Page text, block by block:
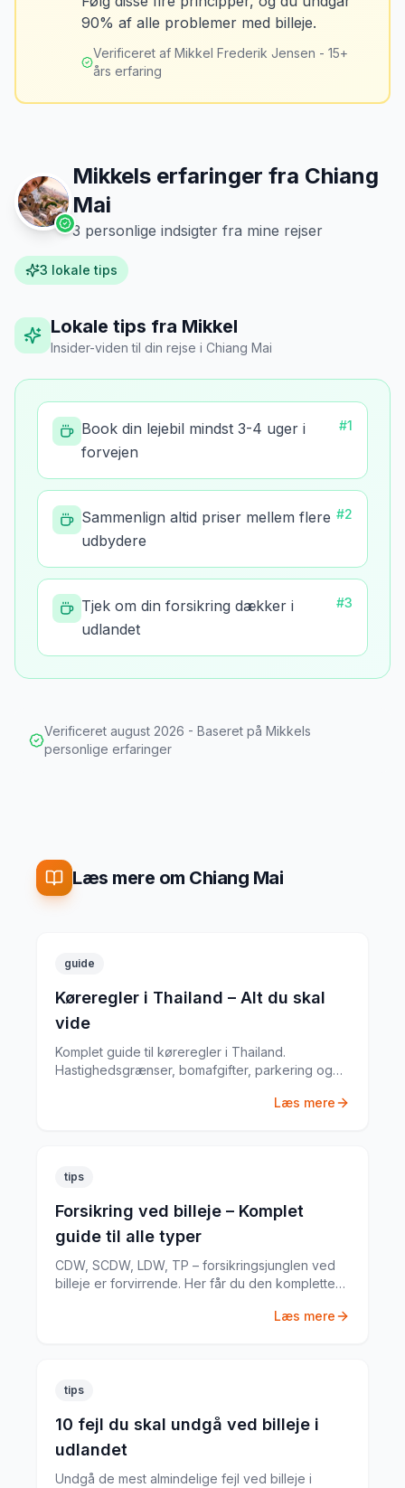
“Jeg fotograferer altid bilen fra alle
vinkler ved afhentning. Det har reddet
Tank bilen op et par kilometer fra
lufthavnen dagen før aflevering. Priserne
er markant lavere.
90% af alle problemer med billeje.
Verificeret af Mikkel Frederik Jensen - 15+
års erfaring
Mikkels erfaringer fra Chiang
Mai
3 personlige indsigter fra mine rejser
3 lokale tips
Lokale tips fra Mikkel
Insider-viden til din rejse i Chiang Mai
Book din lejebil mindst 3-4 uger i
forvejen
#1
Sammenlign altid priser mellem flere
udbydere
#2
Tjek om din forsikring dækker i
udlandet
#3
Verificeret august 2026 - Baseret på Mikkels
personlige erfaringer
Læs mere om Chiang Mai
guide
Køreregler i Thailand – Alt du skal
vide
Komplet guide til køreregler i Thailand.
Hastighedsgrænser, bomafgifter, parkering og
Læs mere
tips
Forsikring ved billeje – Komplet
guide til alle typer
CDW, SCDW, LDW, TP – forsikringsjunglen ved
billeje er forvirrende. Her får du den komplette
Læs mere
tips
10 fejl du skal undgå ved billeje i
udlandet
Undgå de mest almindelige fejl ved billeje i